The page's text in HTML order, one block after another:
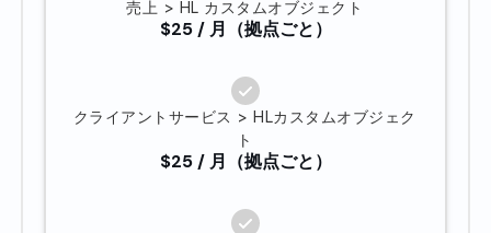
売上 > HL カスタムオブジェクト
$25 / 月（拠点ごと）
クライアントサービス > HLカスタムオブジェク
ト
$25 / 月（拠点ごと）